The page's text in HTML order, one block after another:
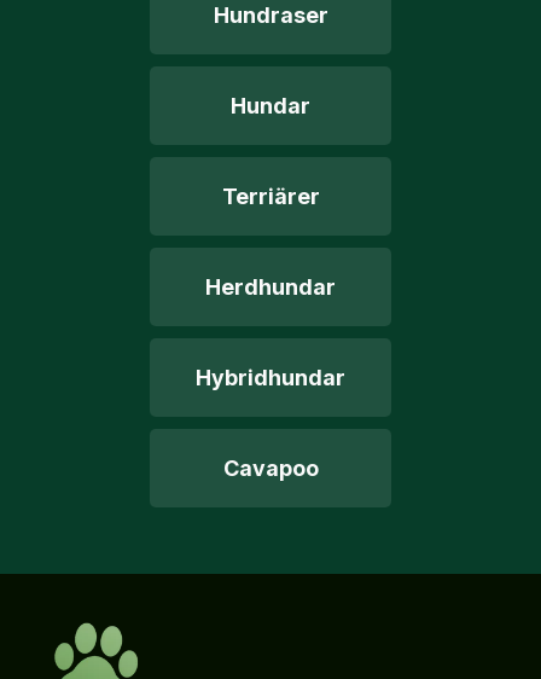
Hundraser
Hundar
Terriärer
Herdhundar
Hybridhundar
Cavapoo